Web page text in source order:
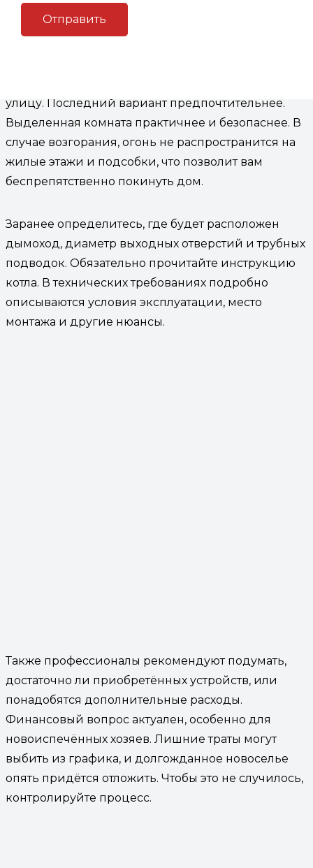
Особенности отделки
котельной
улицу. Последний вариант предпочтительнее.
Выделенная комната практичнее и безопаснее. В
случае возгорания, огонь не распространится на
жилые этажи и подсобки, что позволит вам
беспрепятственно покинуть дом.
Заранее определитесь, где будет расположен
дымоход, диаметр выходных отверстий и трубных
подводок. Обязательно прочитайте инструкцию
котла. В технических требованиях подробно
описываются условия эксплуатации, место
монтажа и другие нюансы.
Также профессионалы рекомендуют подумать,
достаточно ли приобретённых устройств, или
понадобятся дополнительные расходы.
Финансовый вопрос актуален, особенно для
новоиспечённых хозяев. Лишние траты могут
выбить из графика, и долгожданное новоселье
опять придётся отложить. Чтобы это не случилось,
контролируйте процесс.